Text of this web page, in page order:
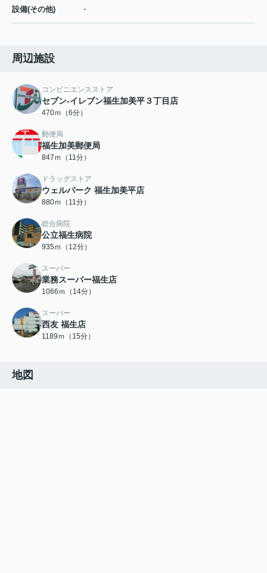
設備(その他) -
周辺施設
コンビニエンスストア
セブン-イレブン福生加美平３丁目店
470ｍ（6分）
郵便局
福生加美郵便局
847ｍ（11分）
ドラッグストア
ウェルパーク 福生加美平店
880ｍ（11分）
総合病院
公立福生病院
935ｍ（12分）
スーパー
業務スーパー福生店
1066ｍ（14分）
スーパー
西友 福生店
1189ｍ（15分）
地図